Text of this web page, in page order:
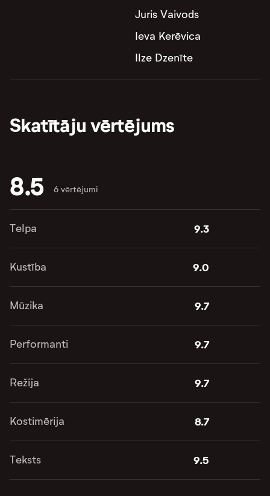
Juris Vaivods
Ieva Kerēvica
Ilze Dzenīte
Skatītāju vērtējums
8.5 6 vērtējumi
Telpa 9.3
Kustība 9.0
Mūzika 9.7
Performanti 9.7
Režija 9.7
Kostimērija 8.7
Teksts 9.5